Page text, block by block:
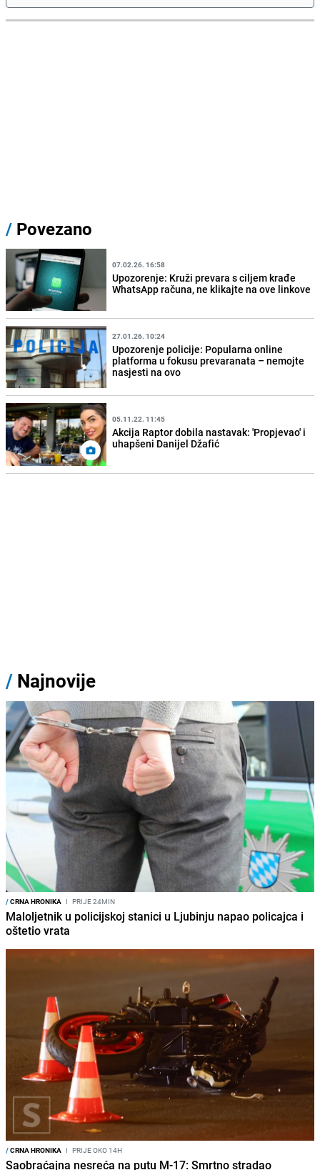
/ Povezano
07.02.26. 16:58
Upozorenje: Kruži prevara s ciljem krađe
WhatsApp računa, ne klikajte na ove linkove
27.01.26. 10:24
Upozorenje policije: Popularna online
platforma u fokusu prevaranata – nemojte
nasjesti na ovo
05.11.22. 11:45
Akcija Raptor dobila nastavak: 'Propjevao' i
uhapšeni Danijel Džafić
/ Najnovije
/CRNA HRONIKA I PRIJE 24MIN
Maloljetnik u policijskoj stanici u Ljubinju napao policajca i
oštetio vrata
/CRNA HRONIKA I PRIJE OKO 14H
Saobraćajna nesreća na putu M-17: Smrtno stradao